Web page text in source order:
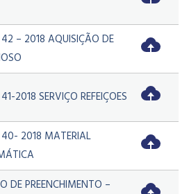
42 – 2018 AQUISIÇÃO DE
2018 SERVIÇO REFEIÇOES
40- 2018 MATERIAL
DE PREENCHIMENTO –